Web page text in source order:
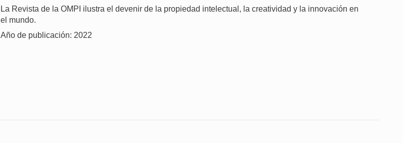
La Revista de la OMPI ilustra el devenir de la propiedad intelectual, la creatividad y la innovación en
el mundo.
Año de publicación: 2022